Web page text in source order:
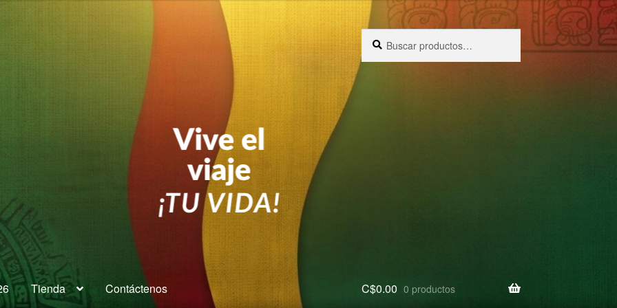
por:
Tienda Contáctenos C$0.00 0 productos